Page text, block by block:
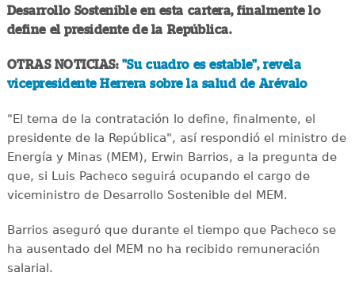
Desarrollo Sostenible en esta cartera, finalmente lo
define el presidente de la República.
OTRAS NOTICIAS: "Su cuadro es estable", revela
vicepresidente Herrera sobre la salud de Arévalo
"El tema de la contratación lo define, finalmente, el
presidente de la República", así respondió el ministro de
Energía y Minas (MEM), Erwin Barrios, a la pregunta de
que, si Luis Pacheco seguirá ocupando el cargo de
viceministro de Desarrollo Sostenible del MEM.
Barrios aseguró que durante el tiempo que Pacheco se
ha ausentado del MEM no ha recibido remuneración
salarial.